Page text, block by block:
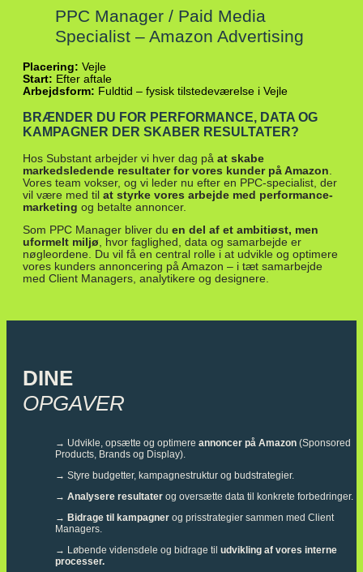
PPC Manager / Paid Media
Specialist – Amazon Advertising
Placering: Vejle
Start: Efter aftale
Arbejdsform: Fuldtid – fysisk tilstedeværelse i Vejle
BRÆNDER DU FOR PERFORMANCE, DATA OG
KAMPAGNER DER SKABER RESULTATER?
Hos Substant arbejder vi hver dag på at skabe
markedsledende resultater for vores kunder på Amazon
Vores team vokser, og vi leder nu efter en PPC-specialist, der
vil være med til at styrke vores arbejde med performance-
marketing og betalte annoncer.
Som PPC Manager bliver du en del af et ambitiøst, men
uformelt miljø, hvor faglighed, data og samarbejde er
nøgleordene. Du vil få en central rolle i at udvikle og optimere
vores kunders annoncering på Amazon – i tæt samarbejde
med Client Managers, analytikere og designere.
DINE
OPGAVER
→ Udvikle, opsætte og optimere annoncer på Amazon (Sponsored
Products, Brands og Display).
→ Styre budgetter, kampagnestruktur og budstrategier.
→ Analysere resultater og oversætte data til konkrete forbedringer.
→ Bidrage til kampagner og prisstrategier sammen med Client
Managers.
→ Løbende vidensdele og bidrage til udvikling af vores interne
processer.